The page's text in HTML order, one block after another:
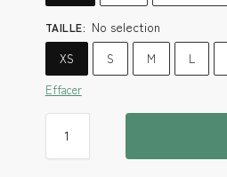
TAILLE: No selection
XS S M L
Effacer